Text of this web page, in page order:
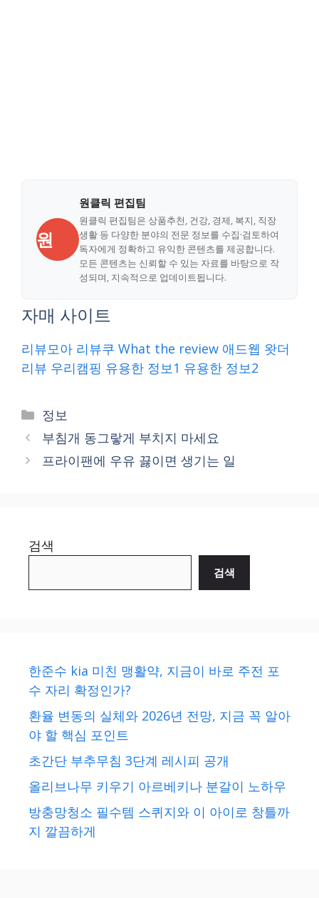
원
원클릭 편집팀
원클릭 편집팀은 상품추천, 건강, 경제, 복지, 직장
생활 등 다양한 분야의 전문 정보를 수집·검토하여
독자에게 정확하고 유익한 콘텐츠를 제공합니다.
모든 콘텐츠는 신뢰할 수 있는 자료를 바탕으로 작
성되며, 지속적으로 업데이트됩니다.
자매 사이트
리뷰모아 리뷰쿠 What the review 애드웹 왓더
리뷰 우리캠핑 유용한 정보1 유용한 정보2
Categories
정보
부침개 동그랗게 부치지 마세요
프라이팬에 우유 끓이면 생기는 일
검색
검색
한준수 kia 미친 맹활약, 지금이 바로 주전 포
수 자리 확정인가?
환율 변동의 실체와 2026년 전망, 지금 꼭 알아
야 할 핵심 포인트
초간단 부추무침 3단계 레시피 공개
올리브나무 키우기 아르베키나 분갈이 노하우
방충망청소 필수템 스퀴지와 이 아이로 창틀까
지 깔끔하게